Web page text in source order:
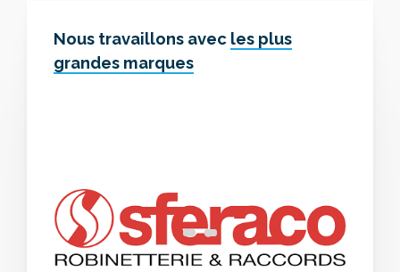
Nous travaillons avec les plus
grandes marques